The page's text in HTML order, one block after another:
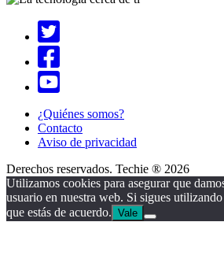
¿Quiénes somos?
Contacto
Aviso de privacidad
Derechos reservados. Techie ® 2026
Utilizamos cookies para asegurar que
usuario en nuestra web. Si sigues
que estás de acuerdo. Vale